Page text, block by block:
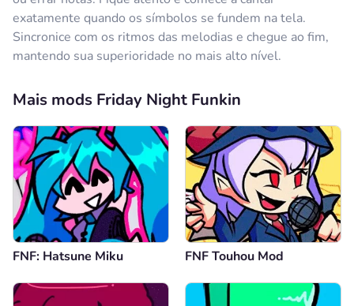
exatamente quando os símbolos se fundem na tela.
Sincronice com os ritmos das melodias e chegue ao fim,
mantendo sua superioridade no mais alto nível.
Mais mods Friday Night Funkin
FNF: Hatsune Miku FNF Touhou Mod